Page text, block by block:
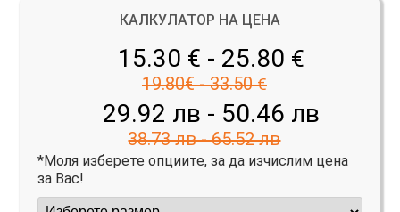
КАЛКУЛАТОР НА ЦЕНА
15.30 € - 25.80 €
19.80€ - 33.50 €
29.92 лв - 50.46 лв
38.73 лв - 65.52 лв
*Моля изберете опциите, за да изчислим цена
за Вас!